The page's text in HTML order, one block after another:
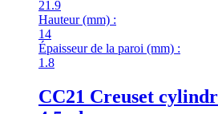
21.9
Hauteur (mm) :
14
Épaisseur de la paroi (mm) :
1.8
CC21 Creuset